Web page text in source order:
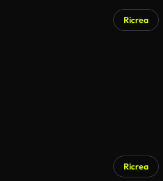
Ricrea
Ricrea